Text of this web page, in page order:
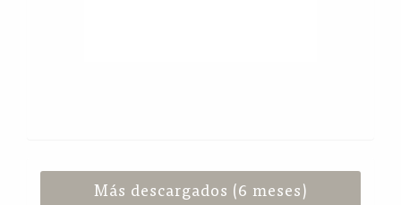
Más descargados (6 meses)